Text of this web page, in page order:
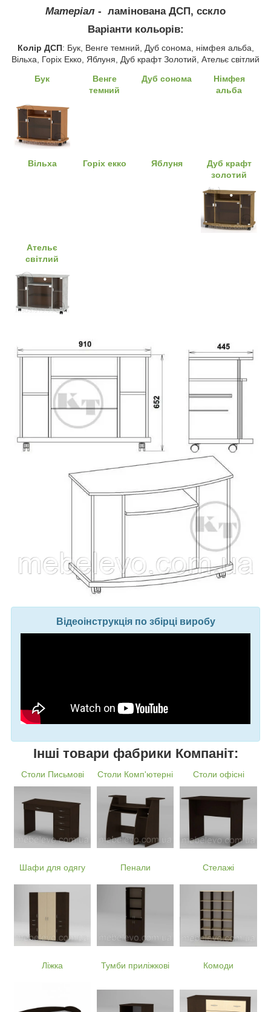
Матеріал - ламінована ДСП, сскло
Варіанти кольорів:
Колір ДСП: Бук, Венге темний, Дуб сонома, німфея альба,
Вільха, Горіх Екко, Яблуня, Дуб крафт Золотий, Ательє світлий
Бук
Венге
темний
Дуб сонома
Німфея
альба
Вільха Горіх екко Яблуня
Дуб крафт
золотий
Ательє
світлий
Відеоінструкція по збірці виробу
Інші товари фабрики Компаніт:
Столи Письмові Столи Комп'ютерні Столи офісні
Шафи для одягу Пенали Стелажі
Ліжка Тумби приліжкові Комоди